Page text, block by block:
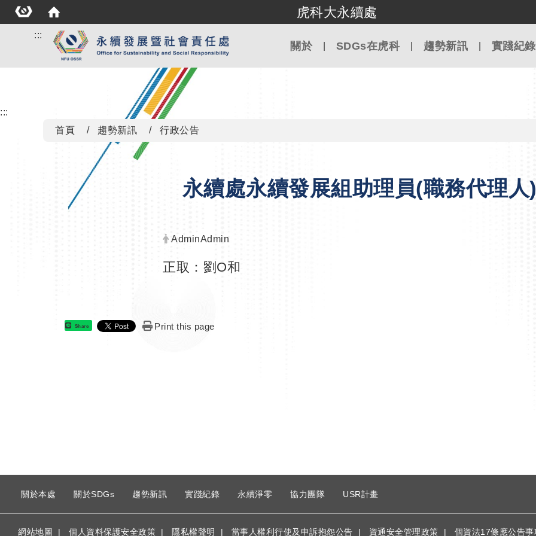
虎科大永續處
跳到主要內容
:::
關於 SDGs在虎科 趨勢新訊 實踐紀錄
:::
首頁
趨勢新訊 行政公告
永續處永續發展組助理員(職務代理
發布者：
AdminAdmin
正取：劉O和
Share Print this page
關於本處 關於SDGs 趨勢新訊 實踐紀錄 永續淨零 協力團隊 USR計畫
網站地圖 | 個人資料保護安全政策 | 隱私權聲明 | 當事人權利行使及申訴抱怨公告 | 資通安全管理政策 | 個資法17條應公告事